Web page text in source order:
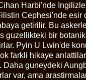
Harbi'nde
Cephesi'nde esir
getirilir. Bu
guzellikteki bir
Pyin U Lwin'de
farkli hikaye
Daha guneydeki
var, ama